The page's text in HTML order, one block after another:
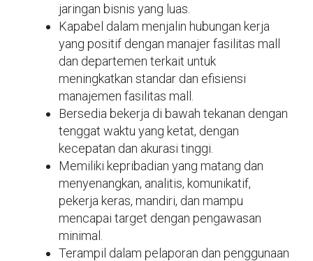
jaringan bisnis yang luas.
Kapabel dalam menjalin hubungan kerja
yang positif dengan manajer fasilitas mall
dan departemen terkait untuk
meningkatkan standar dan efisiensi
manajemen fasilitas mall.
Bersedia bekerja di bawah tekanan dengan
tenggat waktu yang ketat, dengan
kecepatan dan akurasi tinggi.
Memiliki kepribadian yang matang dan
menyenangkan, analitis, komunikatif,
pekerja keras, mandiri, dan mampu
mencapai target dengan pengawasan
minimal.
Terampil dalam pelaporan dan penggunaan